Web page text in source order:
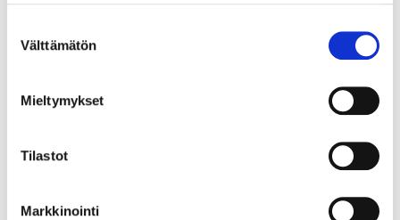
valinta
Välttämätön
Mieltymykset
Tilastot
Markkinointi
Andra kunder köpte också